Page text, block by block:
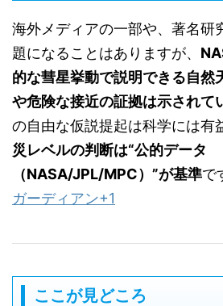
海外メディアの一部や、著名研
題になることはありますが、
的な彗星挙動で説明できる自然
や危険な接近の証拠は示されて
の自由な仮説提起は科学には有
災レベルの判断は“公的データ
（NASA/JPL/MPC）”が基準で
ガーディアン+1
ここが見どころ